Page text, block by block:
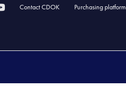
Contact CDOK Purchasing platform